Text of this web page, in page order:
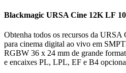
Blackmagic URSA Cine 12K LF
Obtenha todos os recursos da
para cinema digital ao vivo em
RGBW 36 x 24 mm de grande
e encaixes PL, LPL, EF e B4